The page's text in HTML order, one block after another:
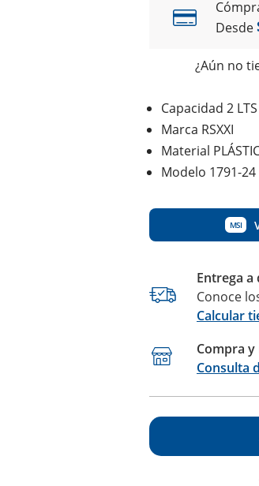
Desde
¿Aún no
Capacidad 2 LTS
Marca RSXXI
Material
Modelo 1791-24
MSI
Entrega
Conoce
Calcular
Compra
Consulta